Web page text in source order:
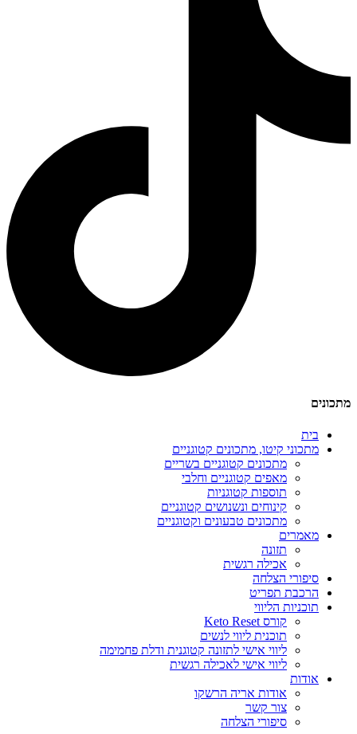
מתכונים
בית
מתכוני קיטו, מתכונים קטוגניים
מתכונים קטוגניים בשריים
מאפים קטוגניים וחלבי
תוספות קטוגניות
קינוחים ונשנושים קטוגניים
מתכונים טבעונים וקטוגניים
מאמרים
תזונה
אכילה רגשית
סיפורי הצלחה
הרכבת תפריט
תוכניות הליווי
קורס Keto Reset
תוכנית ליווי לנשים
ליווי אישי לתזונה קטוגנית ודלת פחמימה
ליווי אישי לאכילה רגשית
אודות
אודות אריה הרשקו
צור קשר
סיפורי הצלחה